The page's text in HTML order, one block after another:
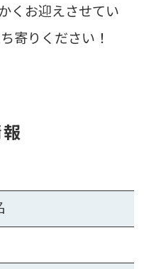
くお迎えさせてい
寄りください！